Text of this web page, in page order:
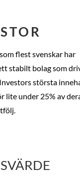
flest svenskar har
stabilt bolag som
största
lite under 25% av